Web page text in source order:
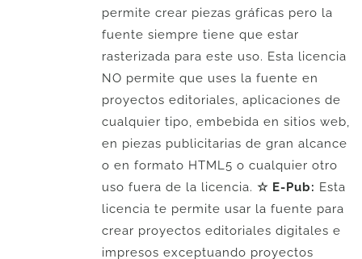
permite crear piezas gráficas pero la
fuente siempre tiene que estar
rasterizada para este uso. Esta licencia
NO permite que uses la fuente en
proyectos editoriales, aplicaciones de
cualquier tipo, embebida en sitios web,
en piezas publicitarias de gran alcance
o en formato HTML5 o cualquier otro
uso fuera de la licencia. ☆ E-Pub: Esta
licencia te permite usar la fuente para
crear proyectos editoriales digitales e
impresos exceptuando proyectos